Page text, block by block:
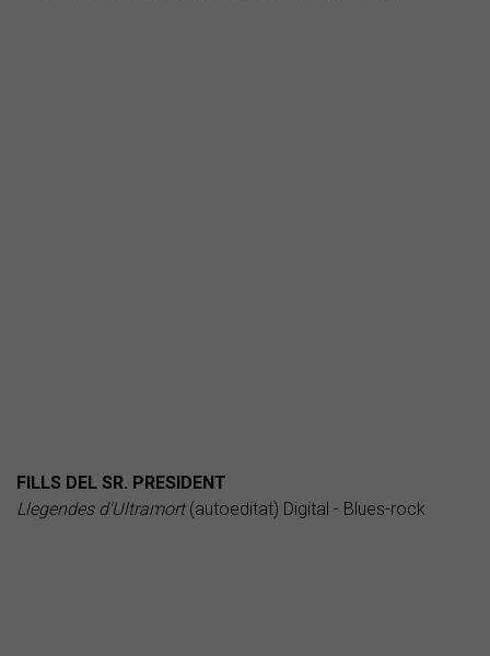
FILLS DEL SR. PRESIDENT
Llegendes d'Ultramort(autoeditat) Digital - Blues-rock